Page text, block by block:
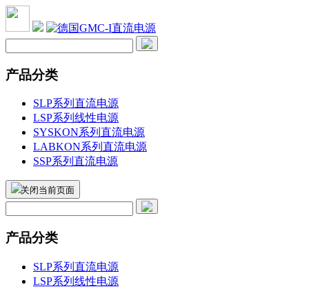
产品分类
SLP系列直流电源
LSP系列线性电源
SYSKON系列直流电源
LABKON系列直流电源
SSP系列直流电源
关闭当前页面
产品分类
SLP系列直流电源
LSP系列线性电源